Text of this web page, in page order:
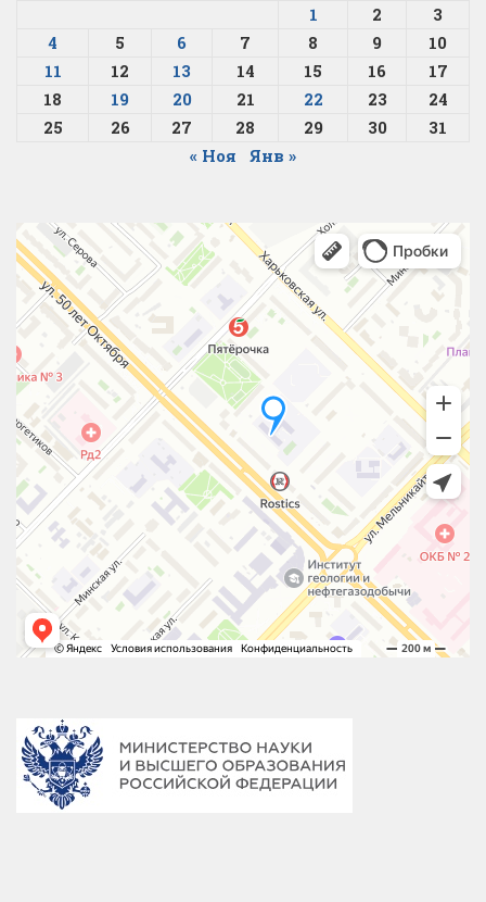
1 2
3
4
5 6 7 8 9
10
11
12 13 14 15 16
17
18
19 20 21 22 23
24
25
26 27 28 29 30
31
« Ноя
Янв »